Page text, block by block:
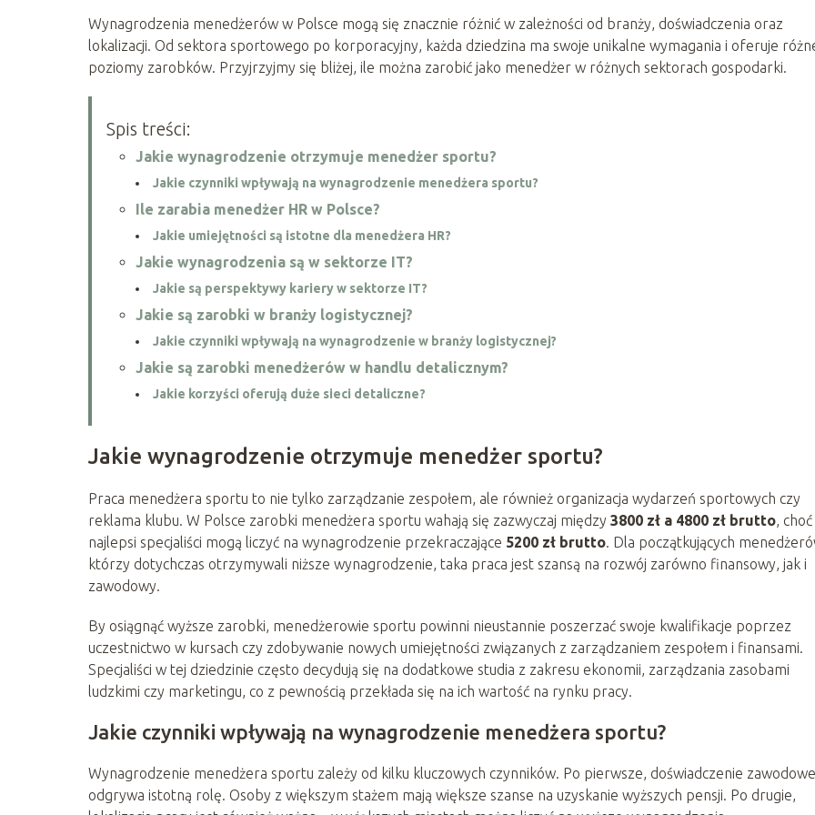
Wynagrodzenia menedżerów w Polsce mogą się znacznie różnić w zależności od branży, doświadczenia oraz
lokalizacji. Od sektora sportowego po korporacyjny, każda dziedzina ma swoje unikalne wymagania i oferuje
poziomy zarobków. Przyjrzyjmy się bliżej, ile można zarobić jako menedżer w różnych sektorach gospodarki.
Spis treści:
Jakie wynagrodzenie otrzymuje menedżer sportu?
Jakie czynniki wpływają na wynagrodzenie menedżera sportu?
Ile zarabia menedżer HR w Polsce?
Jakie umiejętności są istotne dla menedżera HR?
Jakie wynagrodzenia są w sektorze IT?
Jakie są perspektywy kariery w sektorze IT?
Jakie są zarobki w branży logistycznej?
Jakie czynniki wpływają na wynagrodzenie w branży logistycznej?
Jakie są zarobki menedżerów w handlu detalicznym?
Jakie korzyści oferują duże sieci detaliczne?
Jakie wynagrodzenie otrzymuje menedżer sportu?
Praca menedżera sportu to nie tylko zarządzanie zespołem, ale również organizacja wydarzeń sportowych czy
reklama klubu. W Polsce zarobki menedżera sportu wahają się zazwyczaj między 3800 zł a 4800 zł brutto , choć
najlepsi specjaliści mogą liczyć na wynagrodzenie przekraczające 5200 zł brutto . Dla początkujących
którzy dotychczas otrzymywali niższe wynagrodzenie, taka praca jest szansą na rozwój zarówno finansowy, jak i
zawodowy.
By osiągnąć wyższe zarobki, menedżerowie sportu powinni nieustannie poszerzać swoje kwalifikacje poprzez
uczestnictwo w kursach czy zdobywanie nowych umiejętności związanych z zarządzaniem zespołem i finansami.
Specjaliści w tej dziedzinie często decydują się na dodatkowe studia z zakresu ekonomii, zarządzania zasobami
ludzkimi czy marketingu, co z pewnością przekłada się na ich wartość na rynku pracy.
Jakie czynniki wpływają na wynagrodzenie menedżera sportu?
Wynagrodzenie menedżera sportu zależy od kilku kluczowych czynników. Po pierwsze, doświadczenie zawodowe
odgrywa istotną rolę. Osoby z większym stażem mają większe szanse na uzyskanie wyższych pensji. Po drugie,